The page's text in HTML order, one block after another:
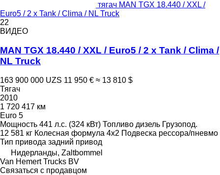
тягач MAN TGX 18.440 / XXL /
Euro5 / 2 x Tank / Clima / NL Truck
22
ВИДЕО
MAN TGX 18.440 / XXL / Euro5 / 2 x Tank / Clima /
NL Truck
163 900 000 UZS 11 950 € ≈ 13 810 $
Тягач
2010
1 720 417 км
Euro 5
Мощность 441 л.с. (324 кВт) Топливо дизель Грузопод.
12 581 кг Колесная формула 4x2 Подвеска рессора/пневмо
Тип привода задний привод
Нидерланды, Zaltbommel
Van Hemert Trucks BV
Связаться с продавцом